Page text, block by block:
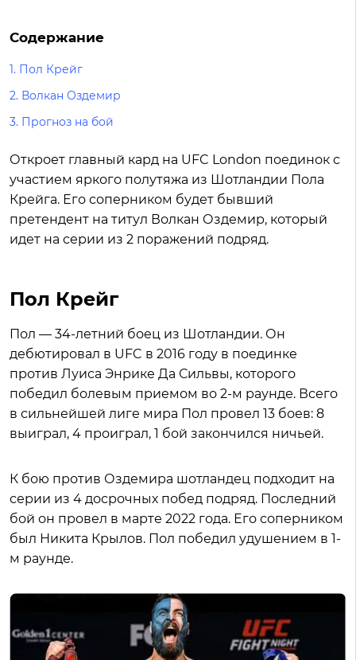
Содержание
1. Пол Крейг
2. Волкан Оздемир
3. Прогноз на бой
Откроет главный кард на UFC London поединок с
участием яркого полутяжа из Шотландии Пола
Крейга. Его соперником будет бывший
претендент на титул Волкан Оздемир, который
идет на серии из 2 поражений подряд.
Пол Крейг
Пол — 34-летний боец из Шотландии. Он
дебютировал в UFC в 2016 году в поединке
против Луиса Энрике Да Сильвы, которого
победил болевым приемом во 2-м раунде. Всего
в сильнейшей лиге мира Пол провел 13 боев: 8
выиграл, 4 проиграл, 1 бой закончился ничьей.
К бою против Оздемира шотландец подходит на
серии из 4 досрочных побед подряд. Последний
бой он провел в марте 2022 года. Его соперником
был Никита Крылов. Пол победил удушением в 1-
м раунде.